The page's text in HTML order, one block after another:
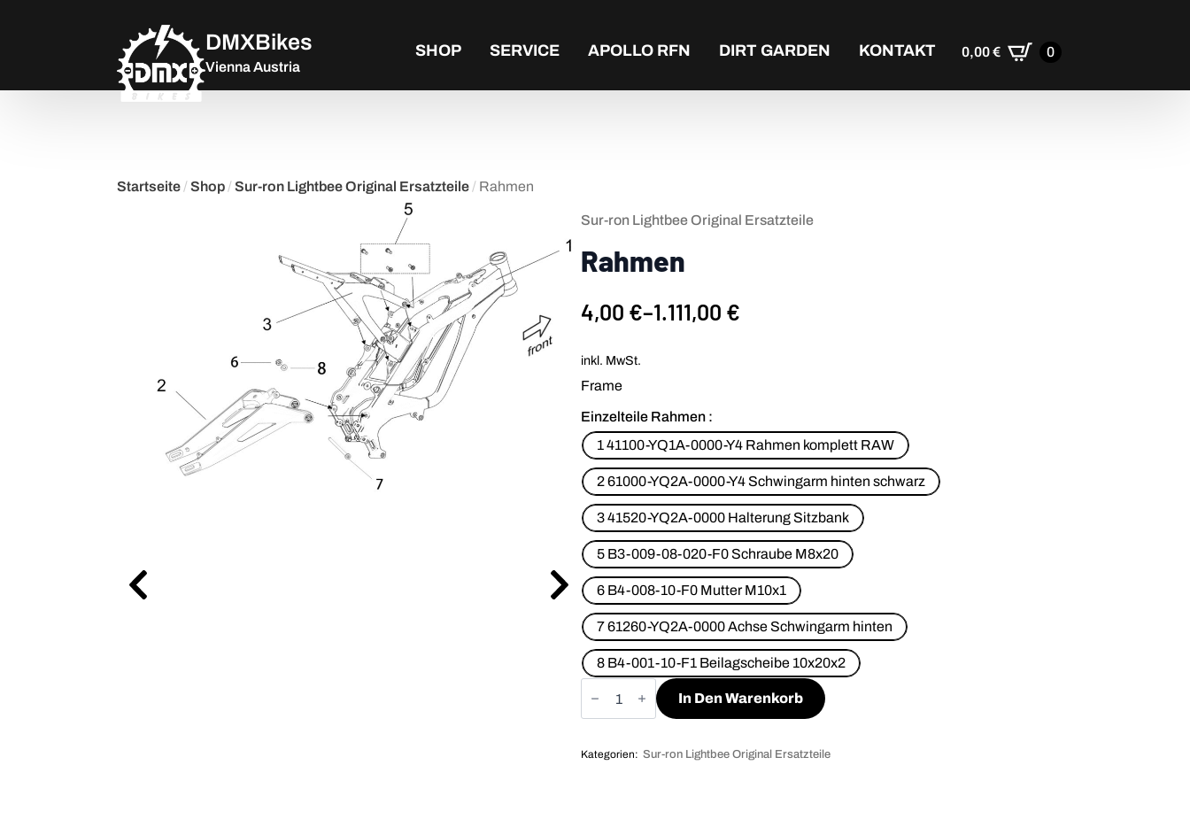
DMXBikes
Vienna Austria
SHOP SERVICE APOLLO RFN DIRT GARDEN KONTAKT 0,00€ 0
Startseite / Shop / Sur-ron Lightbee Original Ersatzteile / Rahmen
Sur-ron Lightbee Original Ersatzteile
Rahmen
4,00 €–1.111,00 €
inkl. MwSt.
Frame
Einzelteile Rahmen
1 41100-YQ1A-0000-Y4 Rahmen komplett RAW
2 61000-YQ2A-0000-Y4 Schwingarm hinten schwarz
3 41520-YQ2A-0000 Halterung Sitzbank
5 B3-009-08-020-F0 Schraube M8x20
6 B4-008-10-F0 Mutter M10x1
7 61260-YQ2A-0000 Achse Schwingarm hinten
8 B4-001-10-F1 Beilagscheibe 10x20x2
Rahmen
Menge
In Den Warenkorb
Kategorien: Sur-ron Lightbee Original Ersatzteile